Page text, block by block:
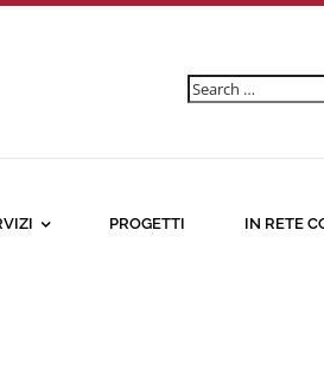
Ricerca
PROGETTI IN RETE